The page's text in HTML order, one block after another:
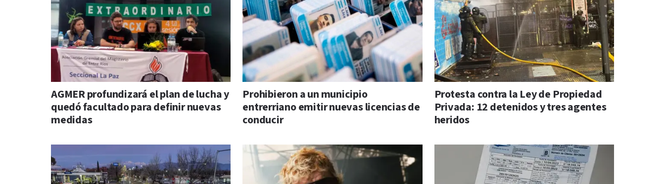
AGMER profundizará el plan de lucha y
quedó facultado para definir nuevas
medidas
Prohibieron a un municipio
entrerriano emitir nuevas licencias de
conducir
Protesta contra la Ley de Propiedad
Privada: 12 detenidos y tres agentes
heridos